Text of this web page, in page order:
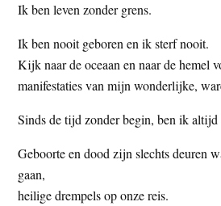
Ik ben leven zonder grens.
Ik ben nooit geboren en ik sterf nooit.
Kijk naar de oceaan en naar de hemel
manifestaties van mijn wonderlijke,
Sinds de tijd zonder begin, ben ik
Geboorte en dood zijn slechts deuren
gaan,
heilige drempels op onze reis.